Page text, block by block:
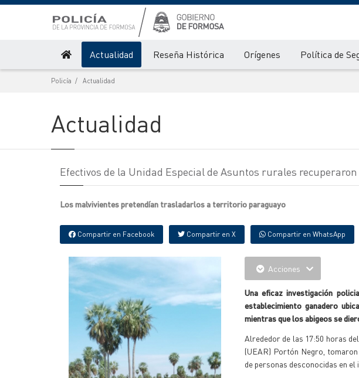
Actualidad Reseña Histórica Orígenes Política de
Policía Actualidad
Actualidad
Efectivos de la Unidad Especial de Asuntos rurales
Los malvivientes pretendían trasladarlos a territorio paraguayo
Compartir en Facebook Compartir en X Compartir en WhatsApp
Acciones
Una eficaz investigación
establecimiento ganadero
mientras que los abigeos se
Alrededor de las 17:50 horas
(UEAR) Portón Negro,
de personas desconocidas en